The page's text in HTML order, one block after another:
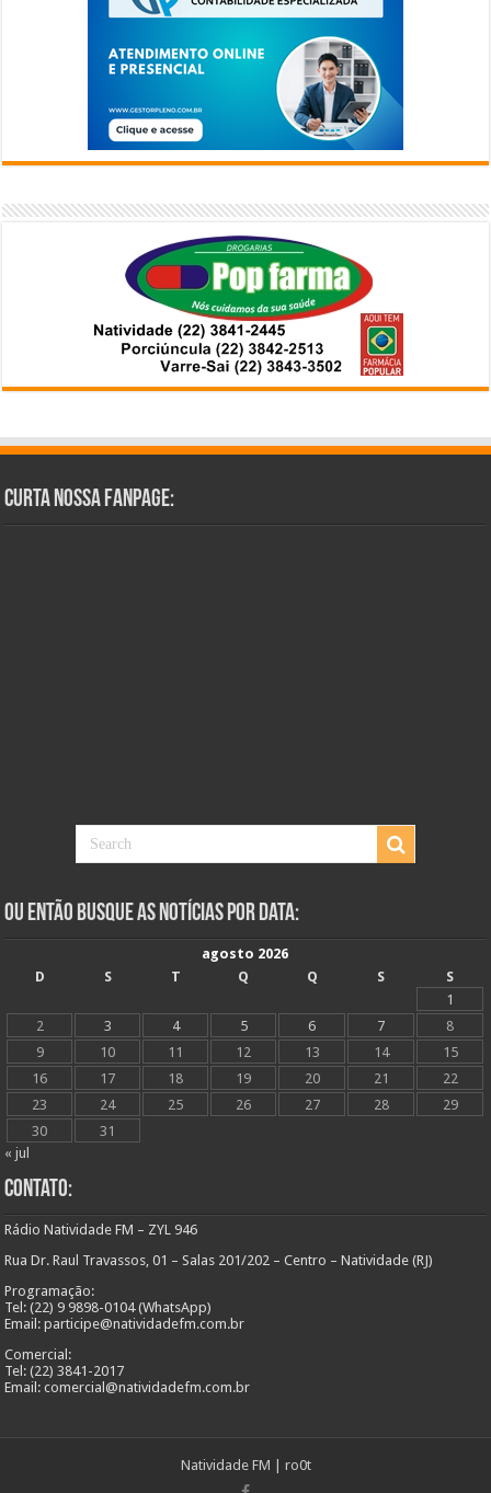
Curta Nossa Fanpage:
Ou Então Busque as Notícias Por Data:
agosto 2026
D
S T Q Q S
S
1
2
3 4 5 6 7
8
9
10 11 12 13 14
15
16
17 18 19 20 21
22
23
24 25 26 27 28
29
30
31
« jul
Contato:
Rádio Natividade FM – ZYL 946
Rua Dr. Raul Travassos, 01 – Salas 201/202 – Centro – Natividade (RJ)
Programação:
Tel: (22) 9 9898-0104 (WhatsApp)
Email: participe@natividadefm.com.br
Comercial:
Tel: (22) 3841-2017
Email: comercial@natividadefm.com.br
Natividade FM ro0t